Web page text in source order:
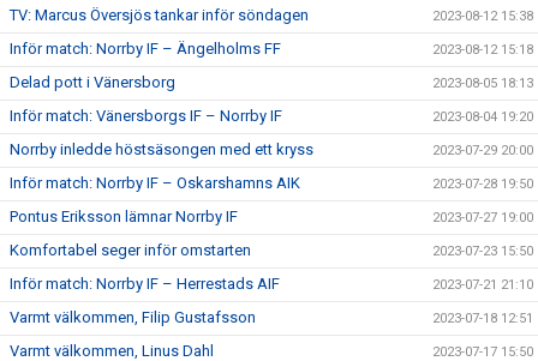
TV: Marcus Översjös tankar inför söndagen 2023-08-12 15:38
Inför match: Norrby IF – Ängelholms FF 2023-08-12 15:18
Delad pott i Vänersborg 2023-08-05 18:13
Inför match: Vänersborgs IF – Norrby IF 2023-08-04 19:20
Norrby inledde höstsäsongen med ett kryss 2023-07-29 20:00
Inför match: Norrby IF – Oskarshamns AIK 2023-07-28 19:50
Pontus Eriksson lämnar Norrby IF 2023-07-27 19:00
Komfortabel seger inför omstarten 2023-07-23 15:50
Inför match: Norrby IF – Herrestads AIF 2023-07-21 21:10
Varmt välkommen, Filip Gustafsson 2023-07-18 12:51
Varmt välkommen, Linus Dahl 2023-07-17 15:50